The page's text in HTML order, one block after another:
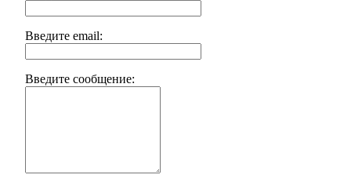
Введите email:
Введите сообщение: